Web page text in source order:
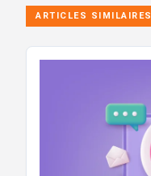
ARTICLES SIMILAIRES